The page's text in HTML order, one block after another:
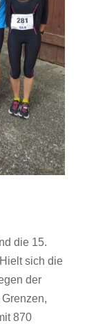
die 15.
sich die
der
870